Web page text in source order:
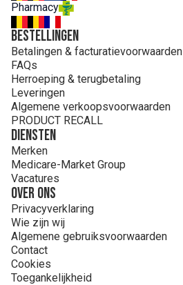
Pharmacy
Bestellingen
Betalingen & facturatievoorwaarden
FAQs
Herroeping & terugbetaling
Leveringen
Algemene verkoopsvoorwaarden
PRODUCT RECALL
Diensten
Merken
Medicare-Market Group
Vacatures
Over ons
Privacyverklaring
Wie zijn wij
Algemene gebruiksvoorwaarden
Contact
Cookies
Toegankelijkheid